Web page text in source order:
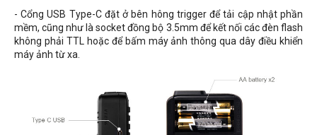
- Cổng USB Type-C đặt ở bên hông trigger để tải cập nhật phần
mềm, cũng như là socket đồng bộ 3.5mm để kết nối các đèn flash
không phải TTL hoặc để bấm máy ảnh thông qua dây điều khiển
máy ảnh từ xa.